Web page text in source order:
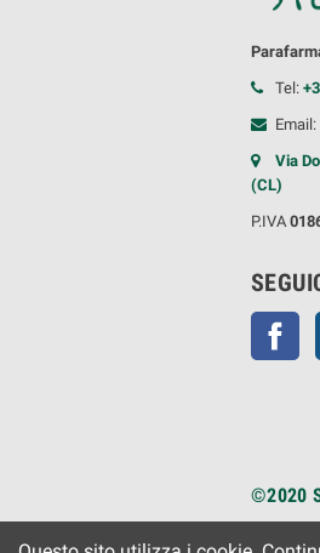
Tel:
Email:
Via
(CL)
P.IVA
©2020